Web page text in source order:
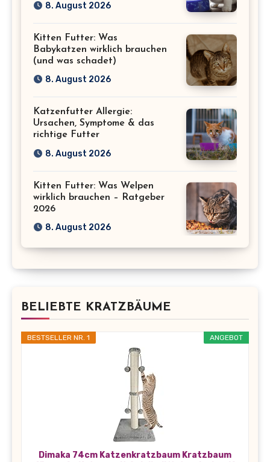
8. August 2026
Kitten Futter: Was
Babykatzen wirklich brauchen
(und was schadet)
8. August 2026
Katzenfutter Allergie:
Ursachen, Symptome & das
richtige Futter
8. August 2026
Kitten Futter: Was Welpen
wirklich brauchen – Ratgeber
2026
8. August 2026
BELIEBTE KRATZBÄUME
ANGEBOT
BESTSELLER NR. 1
Dimaka 74cm Katzenkratzbaum Kratzbaum